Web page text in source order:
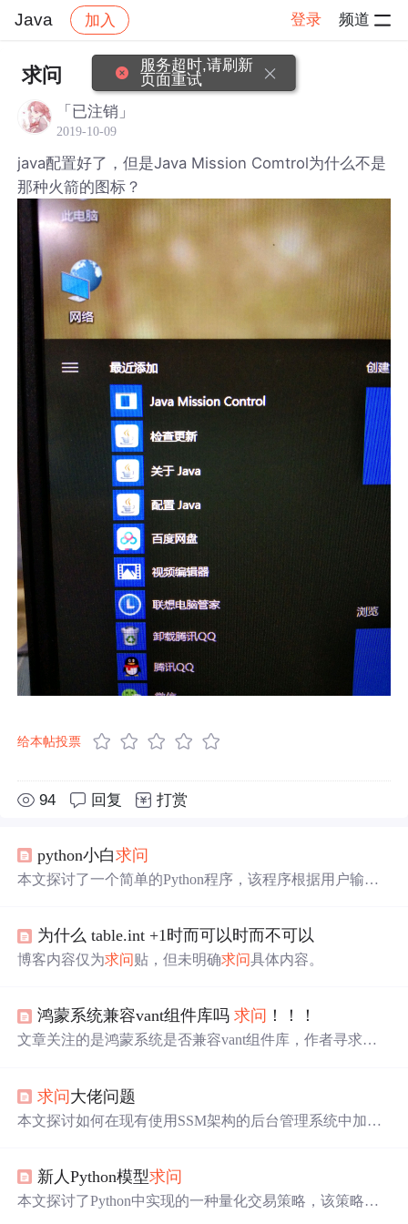
Java 加入 登录 频道
社区 Java 帖子详情
求问
「已注销」
2019-10-09
java配置好了，但是Java Mission Comtrol为什么不是
那种火箭的图标？
给本帖投票
94 回复 打赏
python小白求问
本文探讨了一个简单的Python程序，该程序根据用户输入
为什么 table.int +1时而可以时而不可以
博客内容仅为求问贴，但未明确求问具体内容。
鸿蒙系统兼容vant组件库吗求问 ！！！
文章关注的是鸿蒙系统是否兼容vant组件库，作者寻求解
求问大佬问题
本文探讨如何在现有使用SSM架构的后台管理系统中加入
新人Python模型求问
本文探讨了Python中实现的一种量化交易策略，该策略利
服务超时,请刷新
页面重试